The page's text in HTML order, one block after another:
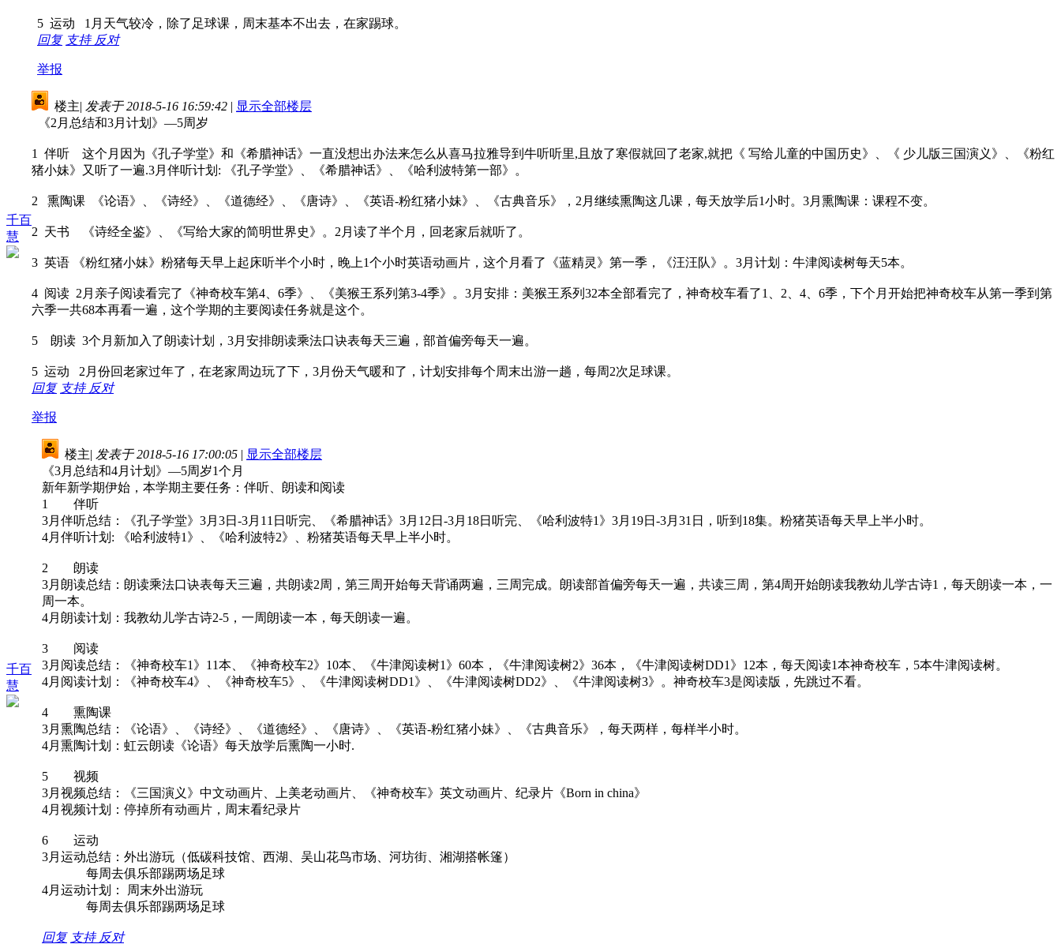
5 运动 1月天气较冷，除了足球课，周末基本不出去，在家踢球。
回复 支持 反对
举报
千百
慧
楼主| 发表于 2018-5-16 16:59:42 | 显示全部楼层
《2月总结和3月计划》—5周岁
1 伴听 这个月因为《孔子学堂》和《希腊神话》一直没想出办法来怎么从喜马拉雅导到牛听听里,且放了寒假就回了老家,就把《 写给儿童的中国历史》、《 少儿版三国演义》、《粉红
猪小妹》又听了一遍.3月伴听计划: 《孔子学堂》、《希腊神话》、《哈利波特第一部》。
2 熏陶课 《论语》、《诗经》、《道德经》、《唐诗》、《英语-粉红猪小妹》、《古典音乐》，2月继续熏陶这几课，每天放学后1小时。3月熏陶课：课程不变。
2 天书 《诗经全鉴》、《写给大家的简明世界史》。2月读了半个月，回老家后就听了。
3 英语 《粉红猪小妹》粉猪每天早上起床听半个小时，晚上1个小时英语动画片，这个月看了《蓝精灵》第一季，《汪汪队》。3月计划：牛津阅读树每天5本。
4 阅读 2月亲子阅读看完了《神奇校车第4、6季》、《美猴王系列第3-4季》。3月安排：美猴王系列32本全部看完了，神奇校车看了1、2、4、6季，下个月开始把神奇校车从第一季到第
六季一共68本再看一遍，这个学期的主要阅读任务就是这个。
5 朗读 3个月新加入了朗读计划，3月安排朗读乘法口诀表每天三遍，部首偏旁每天一遍。
5 运动 2月份回老家过年了，在老家周边玩了下，3月份天气暖和了，计划安排每个周末出游一趟，每周2次足球课。
回复 支持 反对
举报
千百
慧
楼主| 发表于 2018-5-16 17:00:05 | 显示全部楼层
《3月总结和4月计划》—5周岁1个月
新年新学期伊始，本学期主要任务：伴听、朗读和阅读
1 伴听
3月伴听总结：《孔子学堂》3月3日-3月11日听完、《希腊神话》3月12日-3月18日听完、《哈利波特1》3月19日-3月31日，听到18集。粉猪英语每天早上半小时。
4月伴听计划: 《哈利波特1》、《哈利波特2》、粉猪英语每天早上半小时。
2 朗读
3月朗读总结：朗读乘法口诀表每天三遍，共朗读2周，第三周开始每天背诵两遍，三周完成。朗读部首偏旁每天一遍，共读三周，第4周开始朗读我教幼儿学古诗1，每天朗读一本，一
周一本。
4月朗读计划：我教幼儿学古诗2-5，一周朗读一本，每天朗读一遍。
3 阅读
3月阅读总结：《神奇校车1》11本、《神奇校车2》10本、《牛津阅读树1》60本，《牛津阅读树2》36本，《牛津阅读树DD1》12本，每天阅读1本神奇校车，5本牛津阅读树。
4月阅读计划：《神奇校车4》、《神奇校车5》、《牛津阅读树DD1》、《牛津阅读树DD2》、《牛津阅读树3》。神奇校车3是阅读版，先跳过不看。
4 熏陶课
3月熏陶总结：《论语》、《诗经》、《道德经》、《唐诗》、《英语-粉红猪小妹》、《古典音乐》，每天两样，每样半小时。
4月熏陶计划：虹云朗读《论语》每天放学后熏陶一小时.
5 视频
3月视频总结：《三国演义》中文动画片、上美老动画片、《神奇校车》英文动画片、纪录片《Born in china》
4月视频计划：停掉所有动画片，周末看纪录片
6 运动
3月运动总结：外出游玩（低碳科技馆、西湖、吴山花鸟市场、河坊街、湘湖搭帐篷）
每周去俱乐部踢两场足球
4月运动计划： 周末外出游玩
每周去俱乐部踢两场足球
回复 支持 反对